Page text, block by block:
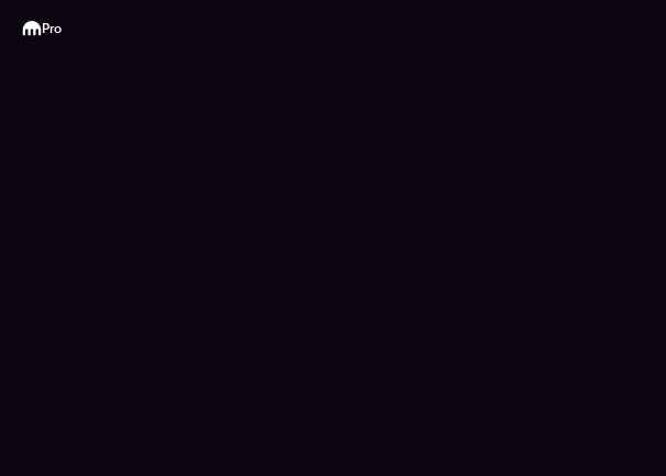
Kraken
Pro